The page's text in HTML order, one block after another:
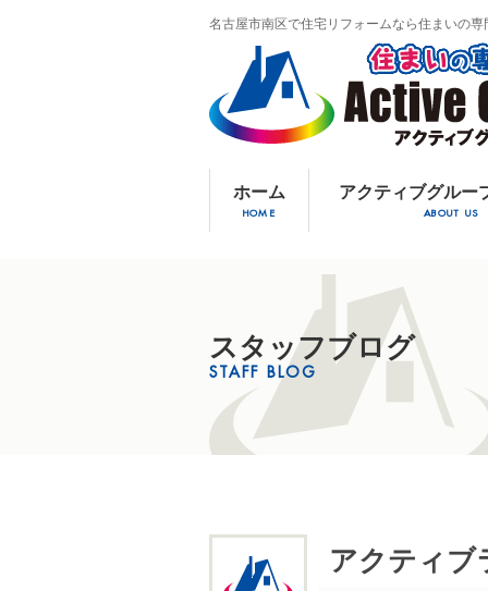
名古屋市南区で住宅リフォームなら住まいの
ホーム
HOME
アクティブグルー
ABOUT US
スタッフブログ
STAFF BLOG
アクティブ